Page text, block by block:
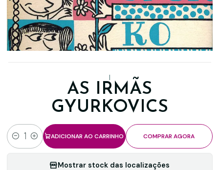
|
AS IRMÃS
GYURKOVICS
Quantidade
ADICIONAR AO CARRINHO COMPRAR AGORA
Mostrar stock das localizações